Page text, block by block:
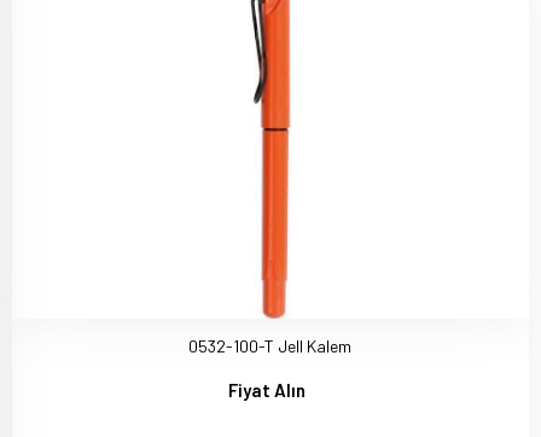
0532-100-T Jell Kalem
Fiyat Alın